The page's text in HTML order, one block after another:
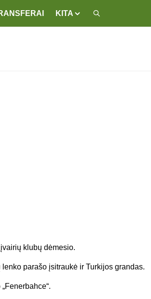
KITA
klubų dėmesio.
parašo įsitraukė ir Turkijos grandas.